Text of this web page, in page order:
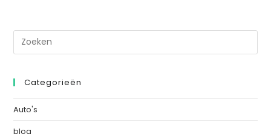
Categorieën
Auto's
blog